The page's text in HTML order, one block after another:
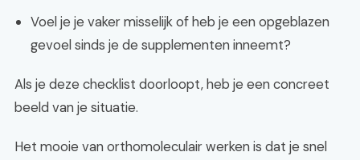
Voel je je vaker misselijk of heb je een opgeblazen
gevoel sinds je de supplementen inneemt?
Als je deze checklist doorloopt, heb je een concreet
beeld van je situatie.
Het mooie van orthomoleculair werken is dat je snel